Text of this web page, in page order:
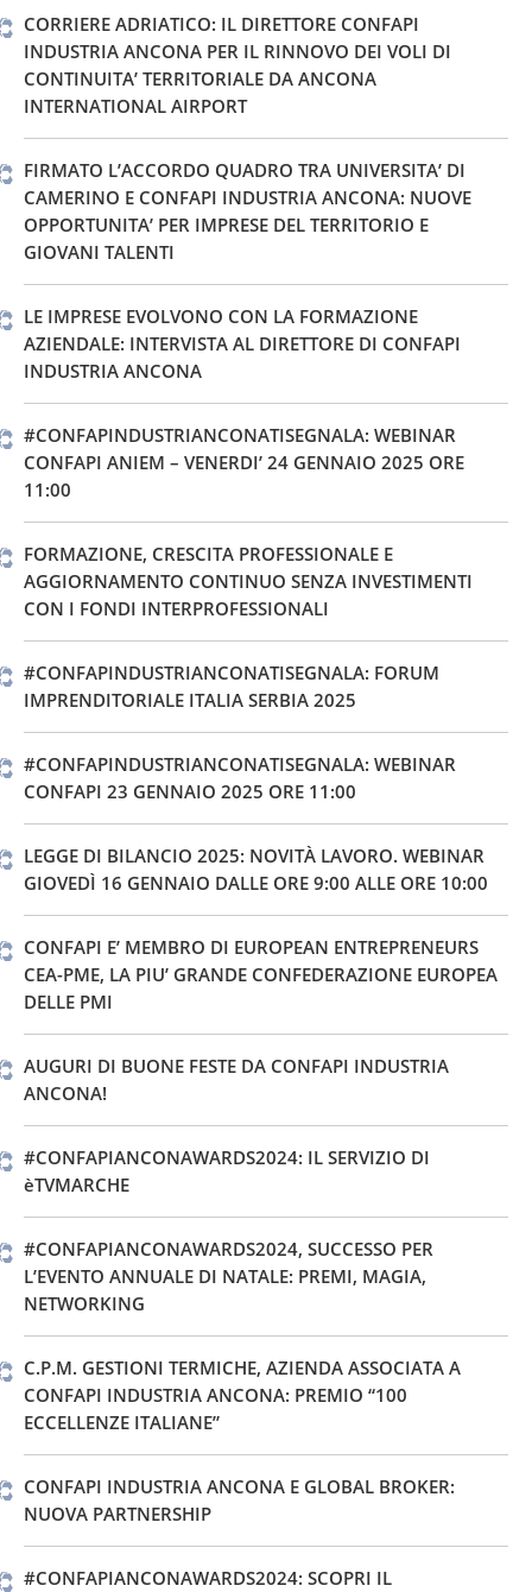
CORRIERE ADRIATICO: IL DIRETTORE CONFAPI
INDUSTRIA ANCONA PER IL RINNOVO DEI VOLI DI
CONTINUITA’ TERRITORIALE DA ANCONA
INTERNATIONAL AIRPORT
FIRMATO L’ACCORDO QUADRO TRA UNIVERSITA’ DI
CAMERINO E CONFAPI INDUSTRIA ANCONA: NUOVE
OPPORTUNITA’ PER IMPRESE DEL TERRITORIO E
GIOVANI TALENTI
LE IMPRESE EVOLVONO CON LA FORMAZIONE
AZIENDALE: INTERVISTA AL DIRETTORE DI CONFAPI
INDUSTRIA ANCONA
#CONFAPINDUSTRIANCONATISEGNALA: WEBINAR
CONFAPI ANIEM – VENERDI’ 24 GENNAIO 2025 ORE
11:00
FORMAZIONE, CRESCITA PROFESSIONALE E
AGGIORNAMENTO CONTINUO SENZA INVESTIMENTI
CON I FONDI INTERPROFESSIONALI
#CONFAPINDUSTRIANCONATISEGNALA: FORUM
IMPRENDITORIALE ITALIA SERBIA 2025
#CONFAPINDUSTRIANCONATISEGNALA: WEBINAR
CONFAPI 23 GENNAIO 2025 ORE 11:00
LEGGE DI BILANCIO 2025: NOVITÀ LAVORO. WEBINAR
GIOVEDÌ 16 GENNAIO DALLE ORE 9:00 ALLE ORE 10:00
CONFAPI E’ MEMBRO DI EUROPEAN ENTREPRENEURS
CEA-PME, LA PIU’ GRANDE CONFEDERAZIONE EUROPEA
DELLE PMI
AUGURI DI BUONE FESTE DA CONFAPI INDUSTRIA
ANCONA!
#CONFAPIANCONAWARDS2024: IL SERVIZIO DI
èTVMARCHE
#CONFAPIANCONAWARDS2024, SUCCESSO PER
L’EVENTO ANNUALE DI NATALE: PREMI, MAGIA,
NETWORKING
C.P.M. GESTIONI TERMICHE, AZIENDA ASSOCIATA A
CONFAPI INDUSTRIA ANCONA: PREMIO “100
ECCELLENZE ITALIANE”
CONFAPI INDUSTRIA ANCONA E GLOBAL BROKER:
NUOVA PARTNERSHIP
#CONFAPIANCONAWARDS2024: SCOPRI IL